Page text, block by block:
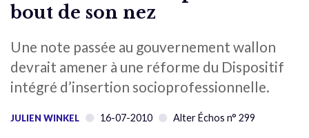
bout de son nez
Une note passée au gouvernement wallon
devrait amener à une réforme du Dispositif
intégré d’insertion socioprofessionnelle.
JULIEN WINKEL 16-07-2010 Alter Échos n° 299